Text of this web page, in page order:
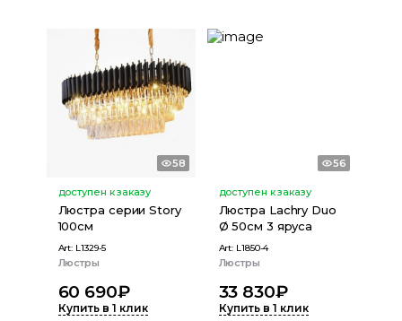
58
доступен к заказу
Люстра серии Story
100см
Art: L1329-5
Люстры
60 690₽
Купить в 1 клик
56
доступен к заказу
Люстра Lachry Duo
Ø 50см 3 яруса
Art: L1850-4
Люстры
33 830₽
Купить в 1 клик